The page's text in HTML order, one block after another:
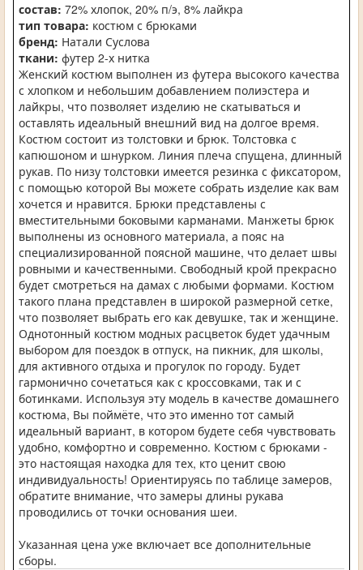
состав: 72% хлопок, 20% п/э, 8% лайкра
тип товара: костюм с брюками
бренд: Натали Суслова
ткани: футер 2-х нитка
Женский костюм выполнен из футера высокого качества
с хлопком и небольшим добавлением полиэстера и
лайкры, что позволяет изделию не скатываться и
оставлять идеальный внешний вид на долгое время.
Костюм состоит из толстовки и брюк. Толстовка с
капюшоном и шнурком. Линия плеча спущена, длинный
рукав. По низу толстовки имеется резинка с фиксатором,
с помощью которой Вы можете собрать изделие как вам
хочется и нравится. Брюки представлены с
вместительными боковыми карманами. Манжеты брюк
выполнены из основного материала, а пояс на
специализированной поясной машине, что делает швы
ровными и качественными. Свободный крой прекрасно
будет смотреться на дамах с любыми формами. Костюм
такого плана представлен в широкой размерной сетке,
что позволяет выбрать его как девушке, так и женщине.
Однотонный костюм модных расцветок будет удачным
выбором для поездок в отпуск, на пикник, для школы,
для активного отдыха и прогулок по городу. Будет
гармонично сочетаться как с кроссовками, так и с
ботинками. Используя эту модель в качестве домашнего
костюма, Вы поймёте, что это именно тот самый
идеальный вариант, в котором будете себя чувствовать
удобно, комфортно и современно. Костюм с брюками -
это настоящая находка для тех, кто ценит свою
индивидуальность! Ориентируясь по таблице замеров,
обратите внимание, что замеры длины рукава
проводились от точки основания шеи.
Указанная цена уже включает все дополнительные
сборы.